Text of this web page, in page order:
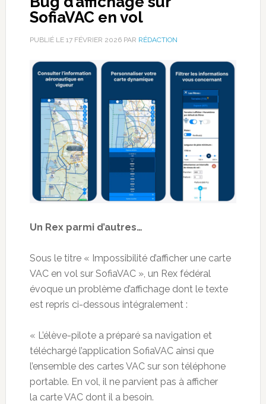
SofiaVAC en vol
PUBLIÉ LE 17 FÉVRIER 2026PAR RÉDACTION
Un Rex parmi d’autres…
Sous le titre « Impossibilité d’afficher une carte
VAC en vol sur SofiaVAC », un Rex fédéral
évoque un problème d’affichage dont le texte
est repris ci-dessous intégralement :
« L’élève-pilote a préparé sa navigation et
téléchargé l’application SofiaVAC ainsi que
l’ensemble des cartes VAC sur son téléphone
portable. En vol, il ne parvient pas à afficher
la carte VAC dont il a besoin.